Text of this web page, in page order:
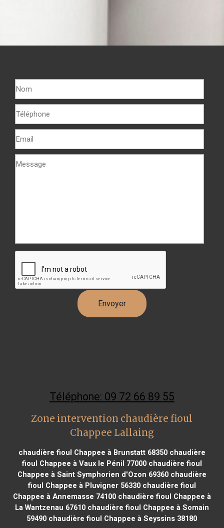
Téléphone: 09 72 66 89 55
Zone intervention chaudière fioul
Chappee Lallaing
chaudière fioul Chappee à Brunstatt 68350chaudière
fioul Chappee à Vaux le Pénil 77000chaudière fioul
Chappee à Saint Symphorien d'Ozon 69360chaudière
fioul Chappee à Pluvigner 56330chaudière fioul
Chappee à Annemasse 74100chaudière fioul Chappee à
La Wantzenau 67610chaudière fioul Chappee à Somain
59490 chaudière fioul Chappee à Seyssins 38180